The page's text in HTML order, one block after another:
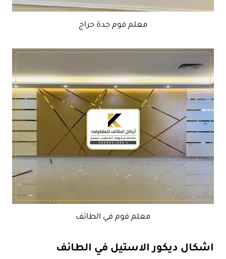
معلم فوم جدة حراج
معلم فوم في الطائف
اشكال ديكور الاستيل في الطائف